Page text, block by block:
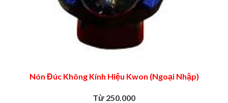
Nón Đúc Không Kính Hiệu Kwon (Ngoại Nhập)
Từ 250.000